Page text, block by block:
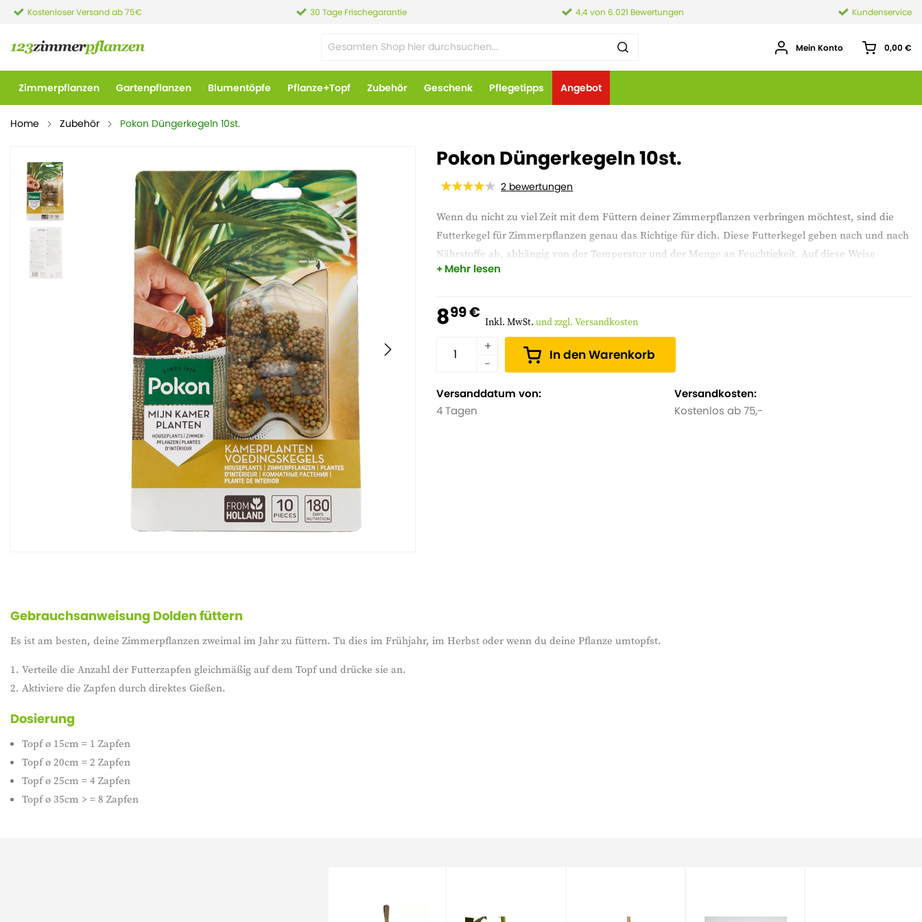
Kostenloser Versand ab 75€ 30 Tage Frischegarantie 4,4 von 6.021 Bewertungen Kundenservice
Mein Konto 0,00 €
Zimmerpflanzen Gartenpflanzen Blumentöpfe Pflanze+Topf Zubehör Geschenk Pflegetipps Angebot
Home Zubehör Pokon Düngerkegeln 10st.
Pokon Düngerkegeln 10st.
2 bewertungen
Wenn du nicht zu viel Zeit mit dem Füttern deiner Zimmerpflanzen verbringen möchtest, sind die
Futterkegel für Zimmerpflanzen genau das Richtige für dich. Diese Futterkegel geben nach und nach
Nährstoffe ab, abhängig von der Temperatur und der Menge an Feuchtigkeit. Auf diese Weise
erhalten die Pflanzen die richtigen Nährstoffe, die sie brauchen. Je nach Größe des Topfes kannst du
Mehr lesen
899 € Inkl. MwSt.und zzgl. Versandkosten
In den Warenkorb
Versanddatum von:
4 Tagen
Versandkosten:
Kostenlos ab 75,-
Gebrauchsanweisung Dolden füttern
Es ist am besten, deine Zimmerpflanzen zweimal im Jahr zu füttern. Tu dies im Frühjahr, im Herbst oder wenn du deine Pflanze umtopfst.
Verteile die Anzahl der Futterzapfen gleichmäßig auf dem Topf und drücke sie an.
Aktiviere die Zapfen durch direktes Gießen.
Dosierung
Topf ø 15cm = 1 Zapfen
Topf ø 20cm = 2 Zapfen
Topf ø 25cm = 4 Zapfen
Topf ø 35cm > = 8 Zapfen